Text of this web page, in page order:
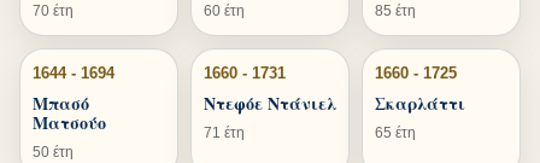
70 έτη 60 έτη 85 έτη
1644 - 1694
Μπασό
Ματσούο
50 έτη
1660 - 1731
Ντεφόε Ντάνιελ
71 έτη
1660 - 1725
Σκαρλάττι
65 έτη